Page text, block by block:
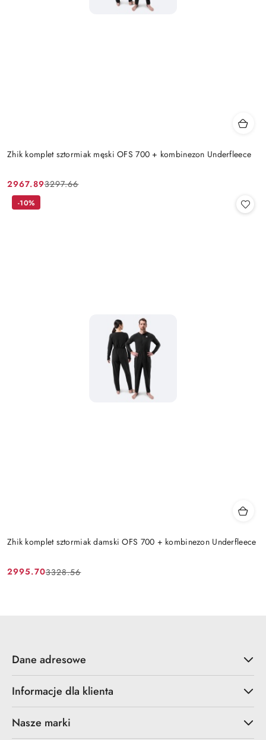
Zhik komplet sztormiak męski OFS 700 + kombinezon Underfleece
Cena
promocyjna:
2967.89
Cena
przed
3297.66
Zhik komplet sztormiak damski OFS 700 + kombinezon Underfleece
Cena
2995.70
Cena
3328.56
-10%
Dane adresowe
Informacje dla klienta
Nasze marki